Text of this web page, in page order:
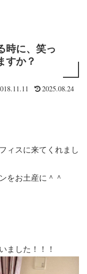
時に、笑っ
すか？
2025.08.24
ィスに来てくれまし
をお土産に＾＾
ました！！！